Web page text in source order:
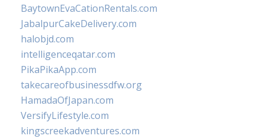
BaytownEvaCationRentals.com
JabalpurCakeDelivery.com
halobjd.com
intelligenceqatar.com
PikaPikaApp.com
takecareofbusinessdfw.org
HamadaOfJapan.com
VersifyLifestyle.com
kingscreekadventures.com